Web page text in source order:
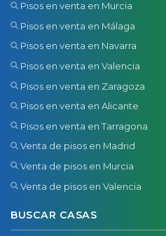
Pisos en venta en Murcia
Pisos en venta en Málaga
Pisos en venta en Navarra
Pisos en venta en Valencia
Pisos en venta en Zaragoza
Pisos en venta en Alicante
Pisos en venta en Tarragona
Venta de pisos en Madrid
Venta de pisos en Murcia
Venta de pisos en Valencia
BUSCAR CASAS